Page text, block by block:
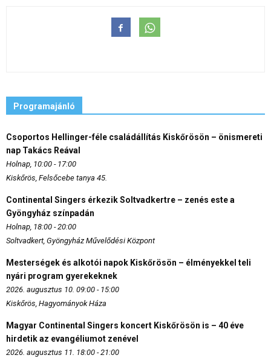
Programajánló
Csoportos Hellinger-féle családállítás Kiskőrösön – önismereti
nap Takács Reával
Holnap, 10:00 - 17:00
Kiskőrös, Felsőcebe tanya 45.
Continental Singers érkezik Soltvadkertre – zenés este a
Gyöngyház színpadán
Holnap, 18:00 - 20:00
Soltvadkert, Gyöngyház Művelődési Központ
Mesterségek és alkotói napok Kiskőrösön – élményekkel teli
nyári program gyerekeknek
2026. augusztus 10. 09:00 - 15:00
Kiskőrös, Hagyományok Háza
Magyar Continental Singers koncert Kiskőrösön is – 40 éve
hirdetik az evangéliumot zenével
2026. augusztus 11. 18:00 - 21:00